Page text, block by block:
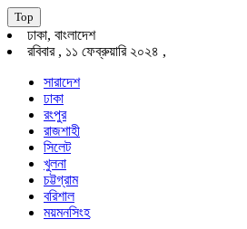
Top
ঢাকা, বাংলাদেশ
রবিবার , ১১ ফেব্রুয়ারি ২০২৪ ,
সারাদেশ
ঢাকা
রংপুর
রাজশাহী
সিলেট
খুলনা
চট্টগ্রাম
বরিশাল
ময়মনসিংহ